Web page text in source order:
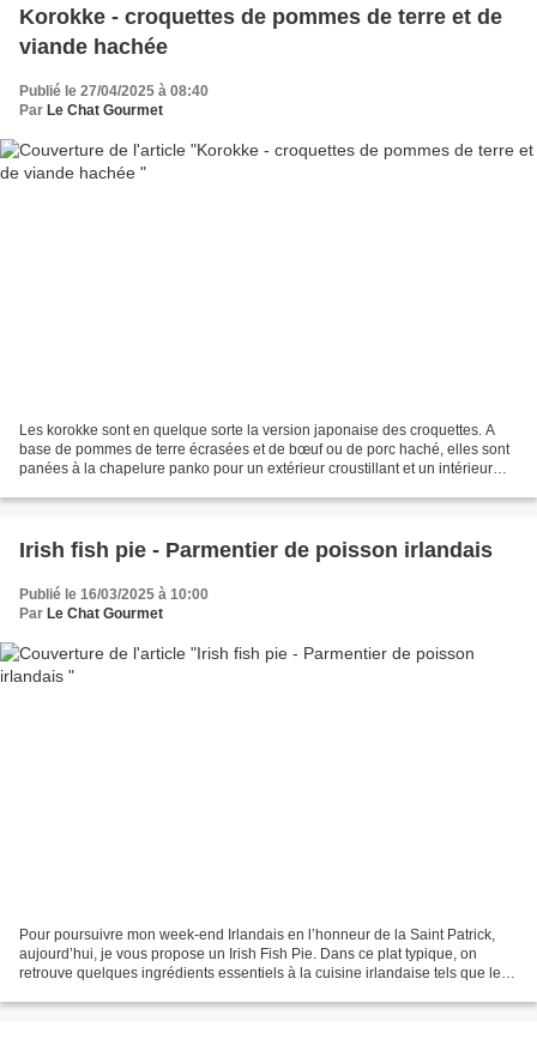
Korokke - croquettes de pommes de terre et de
viande hachée
Publié le 27/04/2025 à 08:40
Par Le Chat Gourmet
Les korokke sont en quelque sorte la version japonaise des croquettes. A
base de pommes de terre écrasées et de bœuf ou de porc haché, elles sont
panées à la chapelure panko pour un extérieur croustillant et un intérieur
Irish fish pie - Parmentier de poisson irlandais
Publié le 16/03/2025 à 10:00
Par Le Chat Gourmet
Pour poursuivre mon week-end Irlandais en l’honneur de la Saint Patrick,
aujourd’hui, je vous propose un Irish Fish Pie. Dans ce plat typique, on
retrouve quelques ingrédients essentiels à la cuisine irlandaise tels que le